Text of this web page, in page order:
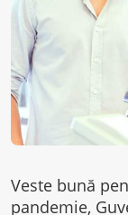
Veste bună
pandemie,